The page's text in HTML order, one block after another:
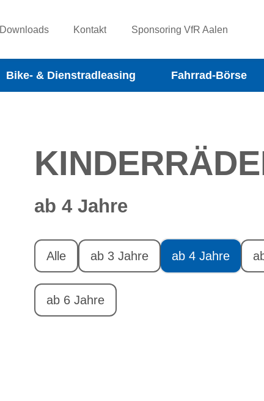
Downloads Kontakt Sponsoring VfR Aalen
Bike- & Dienstradleasing Fahrrad-Börse
ab 4 Jahre
Alle ab 3 Jahre ab 4 Jahre
ab 6 Jahre